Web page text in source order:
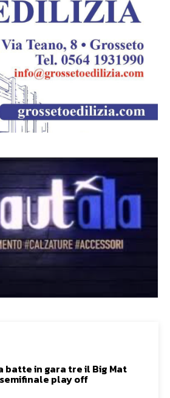
batte in gara tre il Big Mat
play off